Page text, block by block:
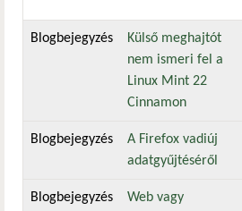
Blogbejegyzés
Külső meghajtót
nem ismeri fel a
Linux Mint 22
Cinnamon
Blogbejegyzés
A Firefox vadiúj
adatgyűjtéséről
Blogbejegyzés
Web vagy